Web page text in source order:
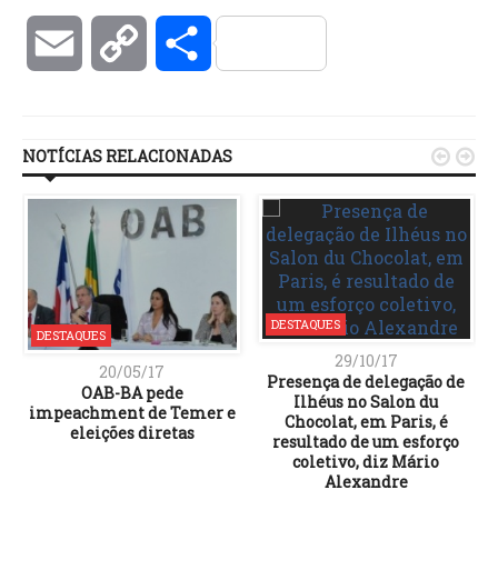
Email Copy Compartilhar
NOTÍCIAS RELACIONADAS
DESTAQUES
20/05/17
OAB-BA pede
impeachment de Temer e
eleições diretas
DESTAQUES
29/10/17
Presença de delegação de
Ilhéus no Salon du
Chocolat, em Paris, é
resultado de um esforço
coletivo, diz Mário
Alexandre
 